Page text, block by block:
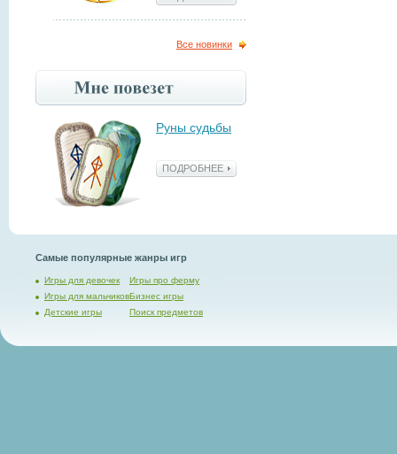
Все новинки
Руны судьбы
ПОДРОБНЕЕ
Самые популярные жанры игр
Игры для девочек
Игры для мальчиков
Детские игры
Игры про ферму
Бизнес игры
Поиск предметов